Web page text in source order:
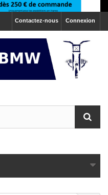
Connexion
Contactez-nous